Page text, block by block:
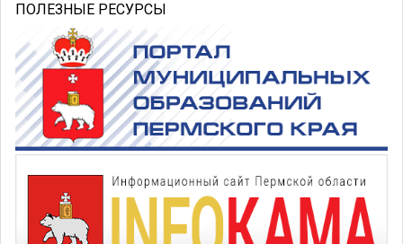
ПОЛЕЗНЫЕ РЕСУРСЫ